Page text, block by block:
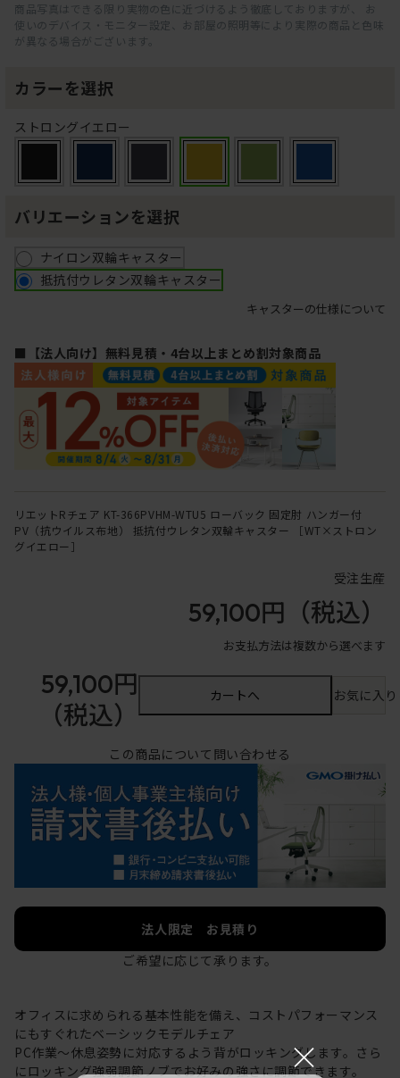
商品写真はできる限り実物の色に近づけるよう徹底しておりますが、 お
使いのデバイス・モニター設定、お部屋の照明等により実際の商品と色味
が異なる場合がございます。
カラーを選択
ストロングイエロー
バリエーションを選択
ナイロン双輪キャスター
抵抗付ウレタン双輪キャスター
キャスターの仕様について
■【法人向け】無料見積・4台以上まとめ割対象商品
リエットRチェア KT-366PVHM-WTU5 ローバック 固定肘 ハンガー付
PV（抗ウイルス布地） 抵抗付ウレタン双輪キャスター ［WT×ストロン
グイエロー］
受注生産
59,100円 （税込）
お支払方法は複数から選べます
59,100円
（税込）
カートへ お気に入
この商品について問い合わせる
法人限定 お見積り
ご希望に応じて承ります。
オフィスに求められる基本性能を備え、コストパフォーマンス
にもすぐれたベーシックモデルチェア
PC作業～休息姿勢に対応するよう背がロッキングします。さら
にロッキング強弱調節ノブでお好みの強さに調節できます。
×